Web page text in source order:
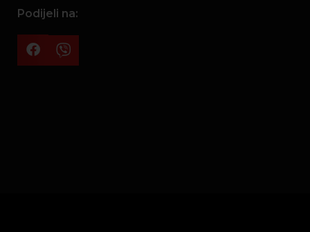
Podijeli na: